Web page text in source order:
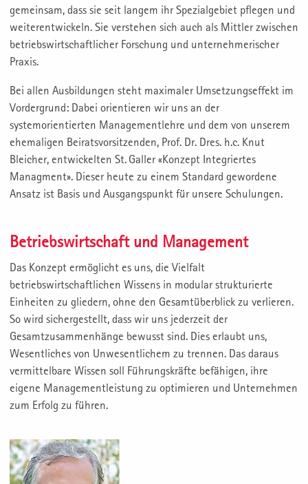
gemeinsam, dass sie seit langem ihr Spezialgebiet pflegen und
weiterentwickeln. Sie verstehen sich auch als Mittler zwischen
betriebswirtschaftlicher Forschung und unternehmerischer
Praxis.
Bei allen Ausbildungen steht maximaler Umsetzungseffekt im
Vordergrund: Dabei orientieren wir uns an der
systemorientierten Managementlehre und dem von unserem
ehemaligen Beiratsvorsitzenden, Prof. Dr. Dres. h.c. Knut
Bleicher, entwickelten St. Galler «Konzept Integriertes
Managment». Dieser heute zu einem Standard gewordene
Ansatz ist Basis und Ausgangspunkt für unsere Schulungen.
Betriebswirtschaft und Management
Das Konzept ermöglicht es uns, die Vielfalt
betriebswirtschaftlichen Wissens in modular strukturierte
Einheiten zu gliedern, ohne den Gesamtüberblick zu verlieren.
So wird sichergestellt, dass wir uns jederzeit der
Gesamtzusammenhänge bewusst sind. Dies erlaubt uns,
Wesentliches von Unwesentlichem zu trennen. Das daraus
vermittelbare Wissen soll Führungskräfte befähigen, ihre
eigene Managementleistung zu optimieren und Unternehmen
zum Erfolg zu führen.